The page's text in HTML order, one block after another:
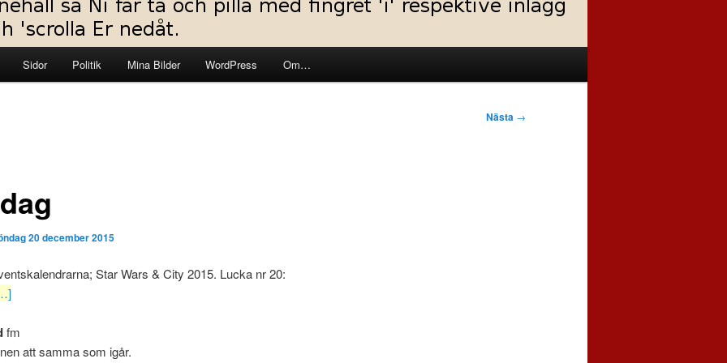
Sidor Politik Mina Bilder WordPress Om…
Nästa →
20 december 2015
Star Wars & City 2015. Lucka nr 20:
fm
att samma som igår.